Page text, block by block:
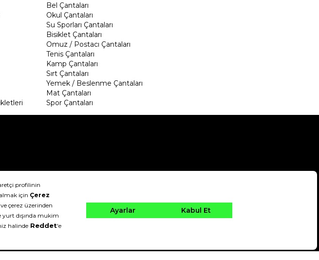
Bel Çantaları
Okul Çantaları
Su Sporları Çantaları
Bisiklet Çantaları
Omuz / Postacı Çantaları
Tenis Çantaları
Kamp Çantaları
Sırt Çantaları
Yemek / Beslenme Çantaları
Mat Çantaları
Spor Çantaları